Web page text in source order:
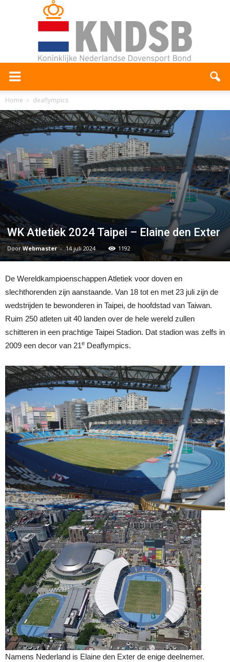
Home deaflympics
WK Atletiek 2024 Taipei – Elaine den Exter
DoorWebmaster - 14 juli 2024 1192
De Wereldkampioenschappen Atletiek voor doven en
slechthorenden zijn aanstaande. Van 18 tot en met 23 juli zijn de
wedstrijden te bewonderen in Taipei, de hoofdstad van Taiwan.
Ruim 250 atleten uit 40 landen over de hele wereld zullen
schitteren in een prachtige Taipei Stadion. Dat stadion was zelfs in
2009 een decor van 21e Deaflympics.
Namens Nederland is Elaine den Exter de enige deelnemer.